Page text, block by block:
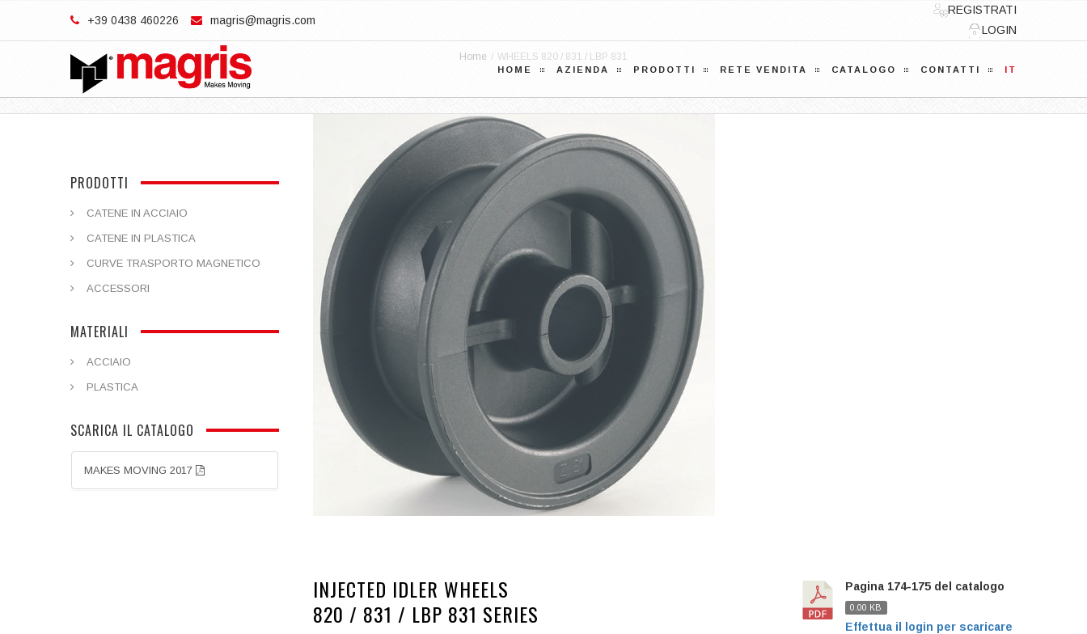
+39 0438 460226 magris@magris.com
REGISTRATI
LOGIN
HOME AZIENDA PRODOTTI RETE VENDITA CATALOGO CONTATTI IT
Home / WHEELS 820 / 831 / LBP 831
INJECTED IDLER WHEELS
820 / 831 / LBP 831 SERIES
Pagina 174-175 del catalogo
0.00 KB
Effettua il login per scaricare
PRODOTTI
CATENE IN ACCIAIO
CATENE IN PLASTICA
CURVE TRASPORTO MAGNETICO
ACCESSORI
MATERIALI
ACCIAIO
PLASTICA
SCARICA IL CATALOGO
MAKES MOVING 2017